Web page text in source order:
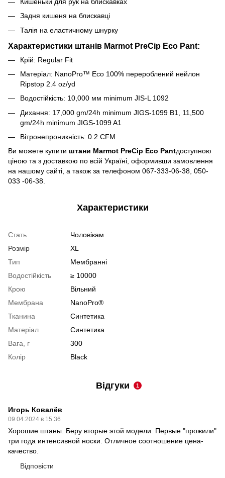
Задня кишеня на блискавці
Талія на еластичному шнурку
Характеристики штанів Marmot PreCip Eco Pant:
Крій: Regular Fit
Матеріал: NanoPro™ Eco 100% перероблений нейлон
Ripstop 2.4 oz/yd
Водостійкість: 10,000 мм minimum JIS-L 1092
Дихання: 17,000 gm/24h minimum JIGS-1099 B1, 11,500
gm/24h minimum JIGS-1099 A1
Вітронепроникність: 0.2 CFM
Ви можете купити штани Marmot PreCip Eco Pantдоступною
ціною та з доставкою по всій Україні, оформивши замовлення
на нашому сайті, а також за телефоном 067-333-06-38, 050-
033 -06-38.
Характеристики
Стать
Чоловікам
Розмір
XL
Тип
Мембранні
Водостійкість
≥ 10000
Крою
Вільний
Мембрана
NanoPro®
Тканина
Синтетика
Матеріал
Синтетика
Вага, г
300
Колір
Black
Відгуки 1
Игорь Ковалёв
09.04.2024 в 15:36
Хорошие штаны. Беру вторые этой модели. Первые "прожили"
три года интенсивной носки. Отличное соотношение цена-
качество.
Відповісти